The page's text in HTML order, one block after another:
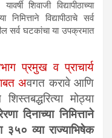
शिवाजी विद्यापीठाच्या
विद्यापीठाचे सर्व
सर्व घटकांचा या उपक्रमात
प्रमुख व प्राचार्य
अवगत करावे आणि
मोठ्या
दिनाच्या निमित्ताने
३५० व्या राज्याभिषेक